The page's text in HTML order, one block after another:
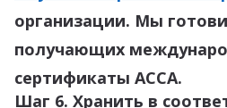
организации. Мы
получающих
сертификаты АССА.
Шаг 6. Хранить в